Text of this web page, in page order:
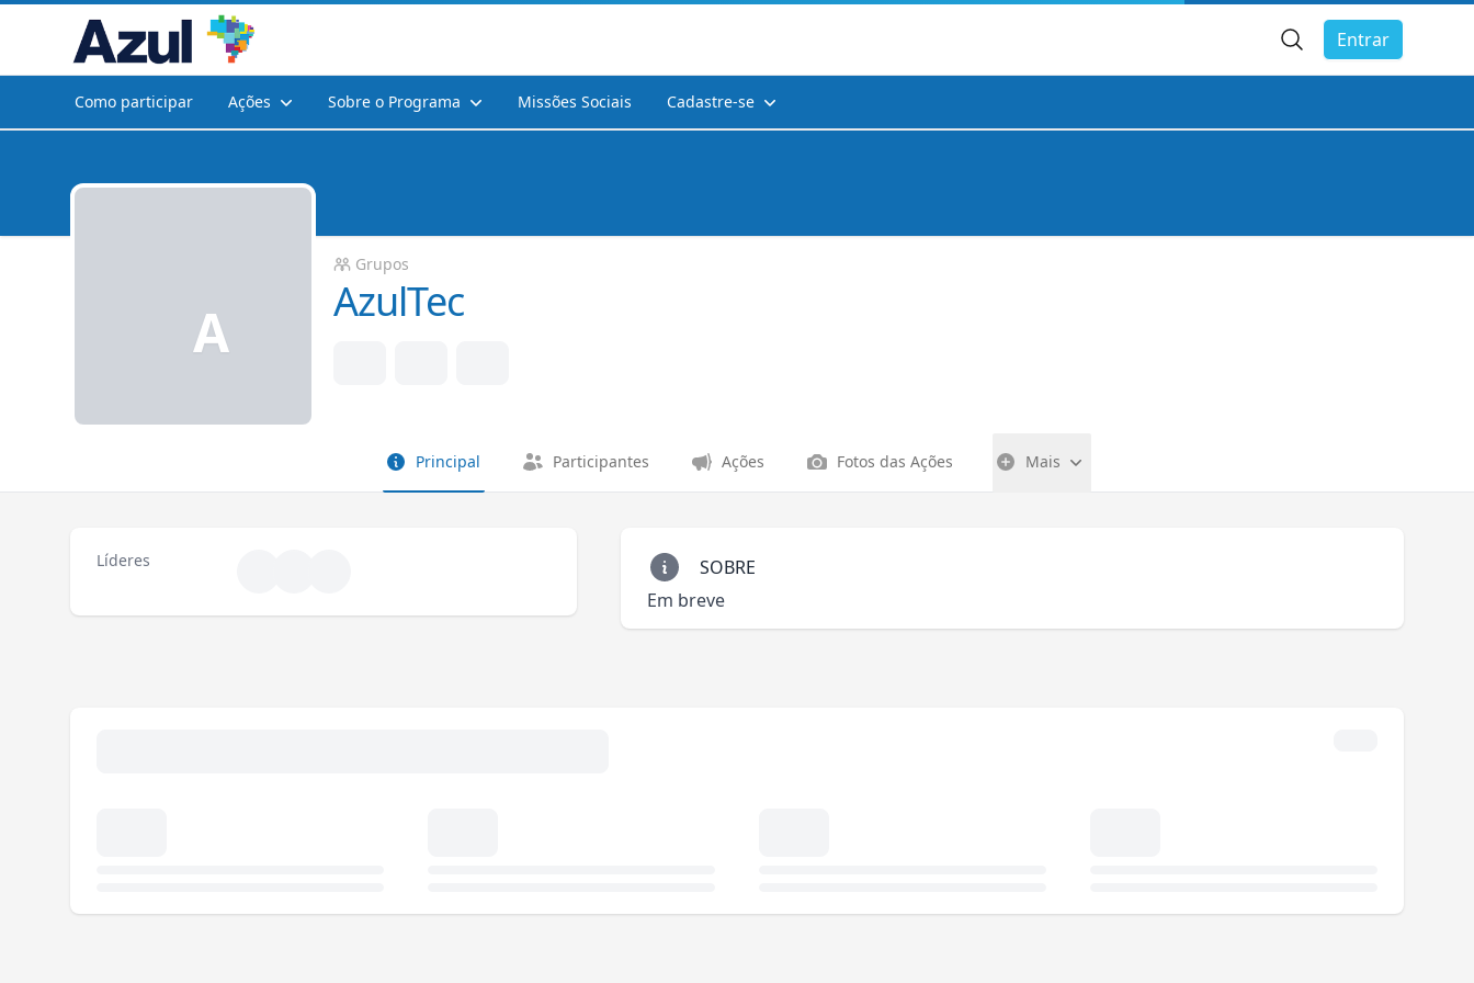
Busca Geral
Entrar
Como participar Ações Sobre o Programa Missões Sociais Cadastre-se
A
Grupos
AzulTec
Principal Participantes Ações Fotos das Ações AbrirMais
Líderes
SOBRE
Em breve